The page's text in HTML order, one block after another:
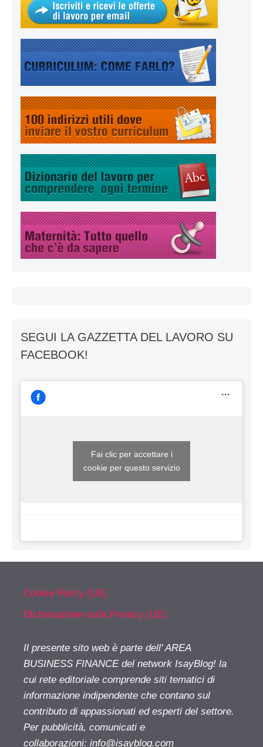
SEGUI LA GAZZETTA DEL LAVORO SU
FACEBOOK!
Fai clic per accettare i
cookie per questo servizio
Cookie Policy (UE)
Dichiarazione sulla Privacy (UE)
Il presente sito web è parte dell' AREA
BUSINESS FINANCE del network IsayBlog! la
cui rete editoriale comprende siti tematici di
informazione indipendente che contano sul
contributo di appassionati ed esperti del settore.
Per pubblicità, comunicati e
collaborazioni: info@isayblog.com